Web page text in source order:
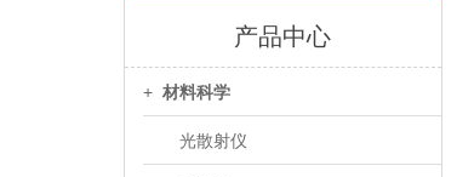
产品中心
+ 材料科学
光散射仪